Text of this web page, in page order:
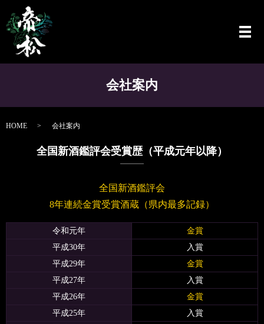
メ
会社案内
HOME 会社案内
全国新酒鑑評会受賞歴（平成元年以降）
全国新酒鑑評会
8年連続金賞受賞酒蔵（県内最多記録）
令和元年
金賞
平成30年
入賞
平成29年
金賞
平成27年
入賞
平成26年
金賞
平成25年
入賞